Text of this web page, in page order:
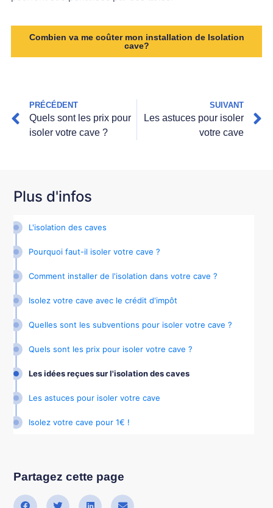
Combien va me coûter mon installation de Isolation
cave?
PRÉCÉDENT
Quels sont les prix pour
isoler votre cave ?
SUIVANT
Les astuces pour isoler
votre cave
Plus d'infos
L'isolation des caves
Pourquoi faut-il isoler votre cave ?
Comment installer de l'isolation dans votre cave ?
Isolez votre cave avec le crédit d'impôt
Quelles sont les subventions pour isoler votre cave ?
Quels sont les prix pour isoler votre cave ?
Les idées reçues sur l'isolation des caves
Les astuces pour isoler votre cave
Isolez votre cave pour 1€ !
Partagez cette page